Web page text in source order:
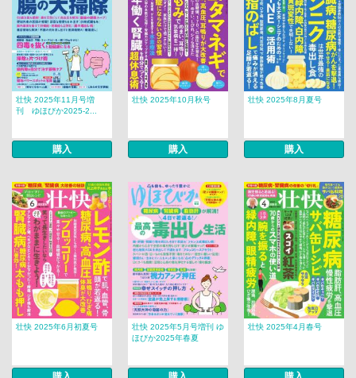
壮快 2025年11月号増
刊 ゆほびか2025-2...
購入
壮快 2025年10月秋号
購入
壮快 2025年8月夏号
購入
壮快 2025年6月初夏号
壮快 2025年5月号増刊 ゆ
ほびか2025年春夏
壮快 2025年4月春号